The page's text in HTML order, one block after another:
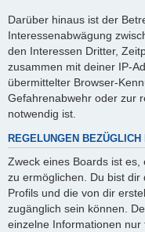
Darüber hinaus ist der
Interessenabwägung
den Interessen Dritter,
zusammen mit deiner IP-
übermittelter Browser-
Gefahrenabwehr oder zur
notwendig ist.
REGELUNGEN
Zweck eines Boards ist
zu ermöglichen. Du bist
Profils und die von dir
zugänglich sein können.
einzelne Informationen